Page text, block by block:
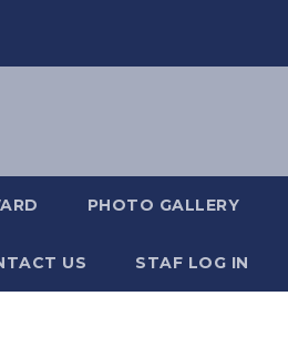
PHOTO GALLERY
US STAF LOG IN